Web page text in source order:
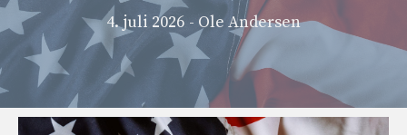
4. juli 2026 - Ole Andersen